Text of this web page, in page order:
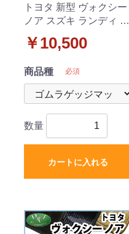
トヨタ 新型 ヴォクシー
ノア スズキ ランディ 90
(Lサイズ) 防水 トランク
￥10,500
商品種 必須
数量
カートに入れる